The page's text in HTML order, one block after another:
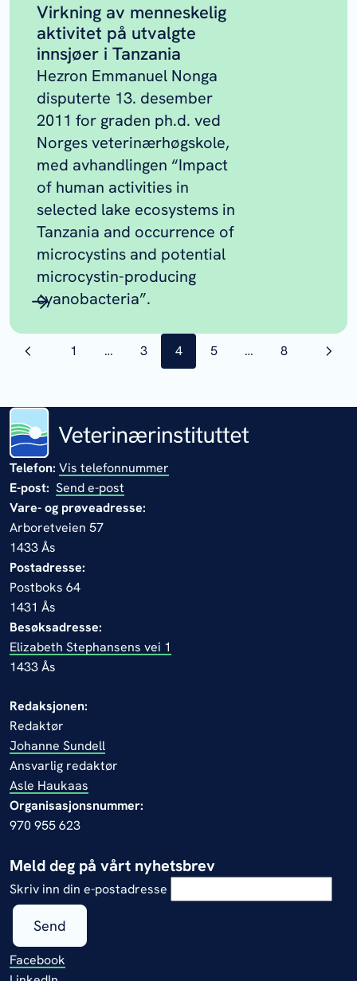
Virkning av menneskelig
aktivitet på utvalgte
innsjøer i Tanzania
Hezron Emmanuel Nonga
disputerte 13. desember
2011 for graden ph.d. ved
Norges veterinærhøgskole,
med avhandlingen “Impact
of human activities in
selected lake ecosystems in
Tanzania and occurrence of
microcystins and potential
microcystin-producing
cyanobacteria”.
side
1 … side
3 side
4 side
5 … side
8
Telefon: Vis telefonnummer
E-post: Send e-post
Vare- og prøveadresse:
Arboretveien 57
1433 Ås
Postadresse:
Postboks 64
1431 Ås
Besøksadresse:
Elizabeth Stephansens vei 1
1433 Ås
Redaksjonen:
Redaktør
Johanne Sundell
Ansvarlig redaktør
Asle Haukaas
Organisasjonsnummer:
970 955 623
Meld deg på vårt nyhetsbrev
Skriv inn din e-postadresse
Send
Facebook